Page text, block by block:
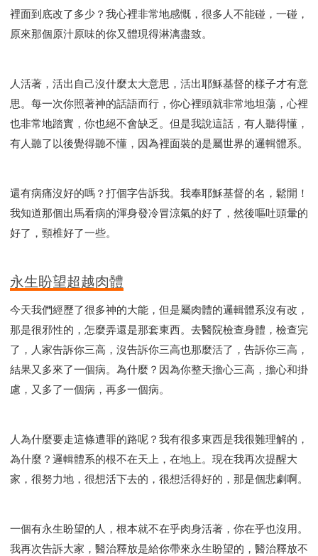
裡面到底改了多少？我心裡非常地感慨，很多人不能碰，一碰，
原來那個原汁原味的你又體現得淋漓盡致。
人活著，活出自己沒什麼太大意思，活出耶穌基督的樣子才有意
思。每一次你照著神的話語而行，你心裡頭就非常地坦蕩，心裡
也非常地踏實，你也絕不會缺乏。但是我說這話，有人聽得懂，
有人聽了以後覺得聽不懂，因為裡面裝的是屬世界的邏輯體系。
還有病痛沒好的嗎？打個字告訴我。我奉耶穌基督的名，鬆開！
我知道那個出馬看病的渾身發冷冒涼氣的好了，然後嘔吐頭暈的
好了，頸椎好了一些。
永生盼望超越肉體
今天我們經歷了很多神的大能，但是屬肉體的邏輯體系沒有改，
那是很邪性的，怎麼弄還是那套東西。去醫院檢查身體，檢查完
了，人家告訴你三高，沒告訴你三高也那麼活了，告訴你三高，
結果又多來了一個病。為什麼？因為你整天擔心三高，擔心和掛
慮，又多了一個病，再多一個病。
人為什麼要走這條遭罪的路呢？我有很多東西是我很難理解的，
為什麼？邏輯體系的根不在天上，在地上。現在我再次提醒大
家，很努力地，很想活下去的，很想活得好的，那是個悲劇啊。
一個有永生盼望的人，根本就不在乎肉身活著，你在乎也沒用。
我再次告訴大家，醫治釋放是給你帶來永生盼望的，醫治釋放不